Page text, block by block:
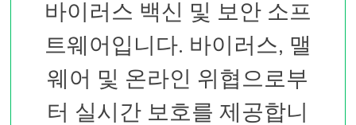
바이러스 백신 및 보안 소프
트웨어입니다. 바이러스, 맬
웨어 및 온라인 위협으로부
터 실시간 보호를 제공합니